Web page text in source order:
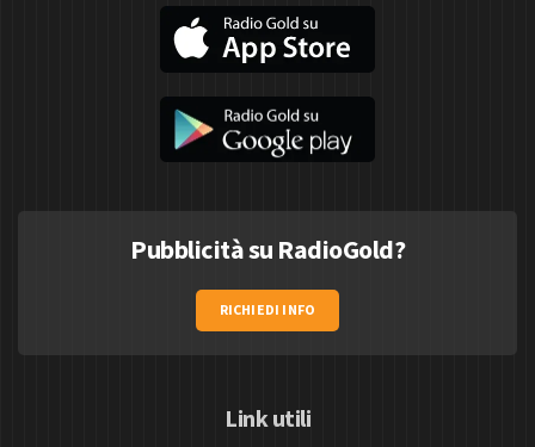
Pubblicità su RadioGold?
RICHIEDI INFO
Link utili